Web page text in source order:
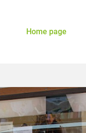
Home page